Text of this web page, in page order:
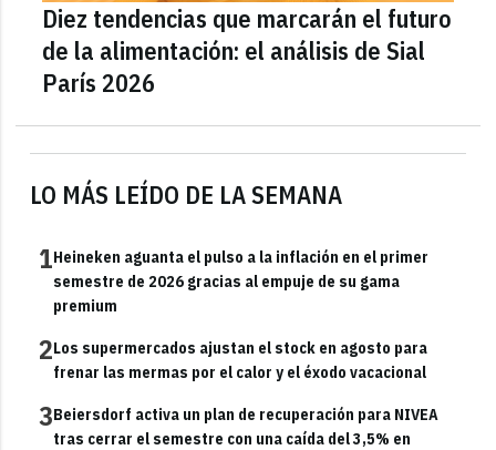
LO MÁS LEÍDO DE LA SEMANA
1Heineken aguanta el pulso a la inflación en el primer
semestre de 2026 gracias al empuje de su gama
premium
2Los supermercados ajustan el stock en agosto para
frenar las mermas por el calor y el éxodo vacacional
3Beiersdorf activa un plan de recuperación para NIVEA
tras cerrar el semestre con una caída del 3,5% en
Diez tendencias que marcarán el futuro
de la alimentación: el análisis de Sial
París 2026